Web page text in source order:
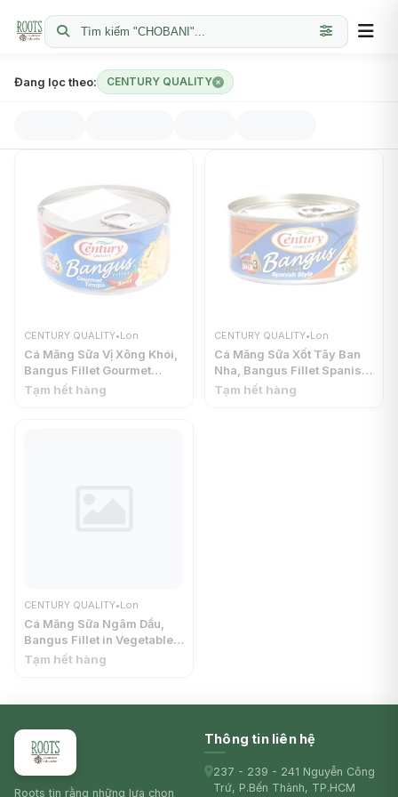
Tìm kiếm "CHOBANI"...
Đang lọc theo: CENTURY QUALITY
CENTURY QUALITY•Lon
Cá Măng Sữa Vị Xông Khói,
Bangus Fillet Gourmet
Tinapa (184g) - CENTURY
Tạm hết hàng
CENTURY QUALITY•Lon
Cá Măng Sữa Xốt Tây Ban
Nha, Bangus Fillet Spanish
Style (184g) - CENTURY
Tạm hết hàng
CENTURY QUALITY•Lon
Cá Măng Sữa Ngâm Dầu,
Bangus Fillet in Vegetable
Oil (184g) - CENTURY
Tạm hết hàng
Roots tin rằng những lựa chọn
Thông tin liên hệ
237 - 239 - 241 Nguyễn Công
Trứ, P.Bến Thành, TP.HCM